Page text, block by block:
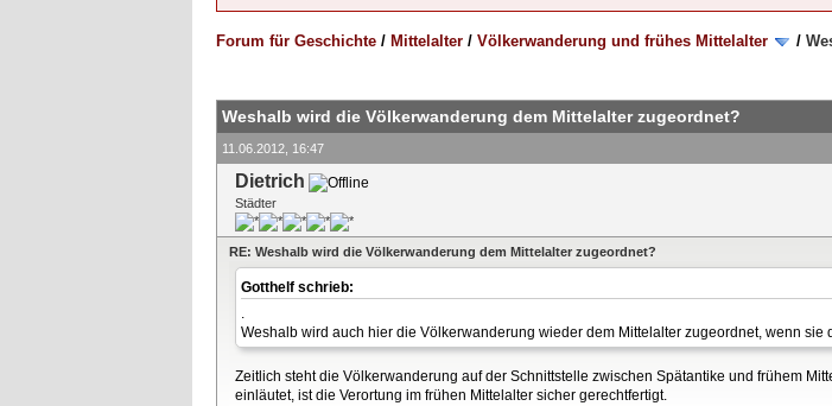
Forum für Geschichte / Mittelalter / Völkerwanderung und frühes Mittelalter /
Weshalb wird die Völkerwanderung dem Mittelalter zugeordnet?
11.06.2012, 16:47
Dietrich
Städter
RE: Weshalb wird die Völkerwanderung dem Mittelalter zugeordnet?
Gotthelf schrieb:
.
Weshalb wird auch hier die Völkerwanderung wieder dem Mittelalter zugeordnet, wenn
Zeitlich steht die Völkerwanderung auf der Schnittstelle zwischen Spätantike und frühem
einläutet, ist die Verortung im frühen Mittelalter sicher gerechtfertigt.